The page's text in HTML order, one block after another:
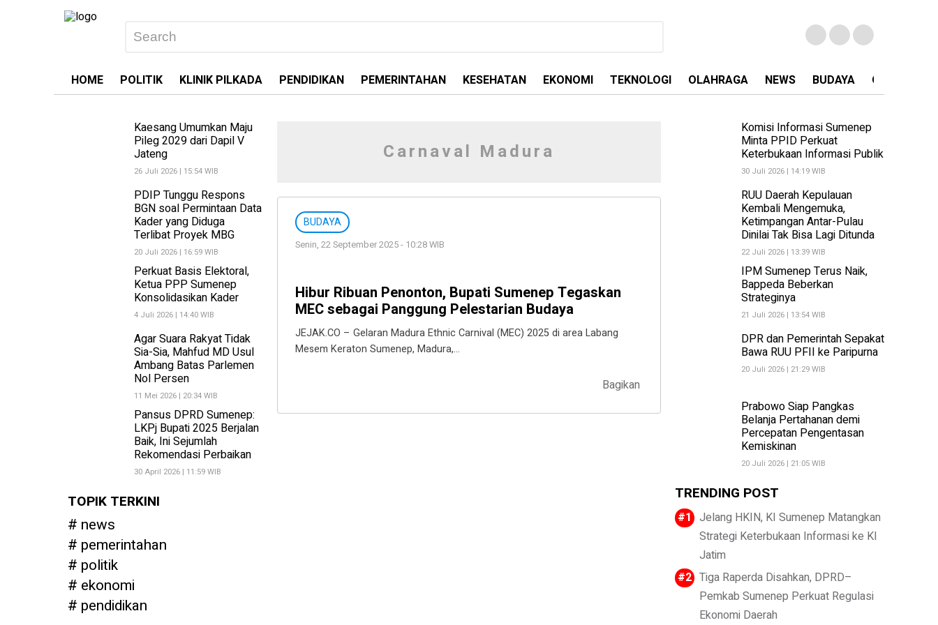
HOME POLITIK KLINIK PILKADA PENDIDIKAN PEMERINTAHAN KESEHATAN EKONOMI TEKNOLOGI OLAHRAGA NEWS BUDAYA OPINI
Kaesang Umumkan Maju
Pileg 2029 dari Dapil V
Jateng
26 Juli 2026 | 15:54 WIB
PDIP Tunggu Respons
BGN soal Permintaan Data
Kader yang Diduga
Terlibat Proyek MBG
20 Juli 2026 | 16:59 WIB
Perkuat Basis Elektoral,
Ketua PPP Sumenep
Konsolidasikan Kader
4 Juli 2026 | 14:40 WIB
Agar Suara Rakyat Tidak
Sia-Sia, Mahfud MD Usul
Ambang Batas Parlemen
Nol Persen
11 Mei 2026 | 20:34 WIB
Pansus DPRD Sumenep:
LKPj Bupati 2025 Berjalan
Baik, Ini Sejumlah
Rekomendasi Perbaikan
30 April 2026 | 11:59 WIB
TOPIK TERKINI
news
pemerintahan
politik
ekonomi
pendidikan
Carnaval Madura
BUDAYA
Senin, 22 September 2025 - 10:28 WIB
Hibur Ribuan Penonton, Bupati Sumenep Tegaskan
MEC sebagai Panggung Pelestarian Budaya
JEJAK.CO – Gelaran Madura Ethnic Carnival (MEC) 2025 di area Labang
Mesem Keraton Sumenep, Madura,…
Bagikan
Komisi Informasi Sumenep
Minta PPID Perkuat
Keterbukaan Informasi Publik
30 Juli 2026 | 14:19 WIB
RUU Daerah Kepulauan
Kembali Mengemuka,
Ketimpangan Antar-Pulau
Dinilai Tak Bisa Lagi Ditunda
22 Juli 2026 | 13:39 WIB
IPM Sumenep Terus Naik,
Bappeda Beberkan
Strateginya
21 Juli 2026 | 13:54 WIB
DPR dan Pemerintah Sepakat
Bawa RUU PFII ke Paripurna
20 Juli 2026 | 21:29 WIB
Prabowo Siap Pangkas
Belanja Pertahanan demi
Percepatan Pengentasan
Kemiskinan
20 Juli 2026 | 21:05 WIB
TRENDING POST
Jelang HKIN, KI Sumenep Matangkan
Strategi Keterbukaan Informasi ke KI
Jatim
Tiga Raperda Disahkan, DPRD–
Pemkab Sumenep Perkuat Regulasi
Ekonomi Daerah